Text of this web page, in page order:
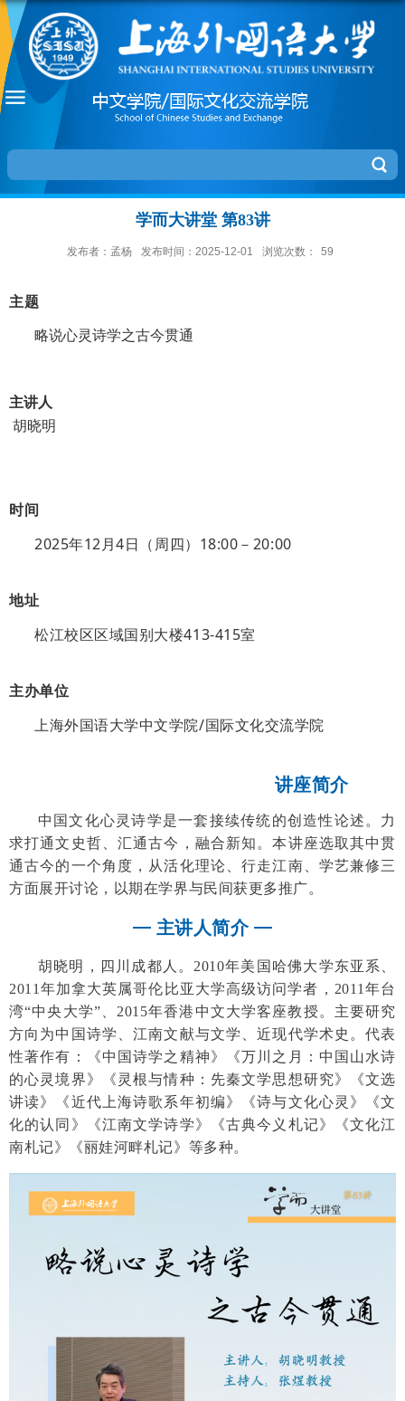
学而大讲堂 第83讲
发布者：孟杨 发布时间：2025-12-01 浏览次数： 59
主题
略说心灵诗学之古今贯通
主讲人
胡晓明
时间
2025年12月4日（周四） 18:00－20:00
地址
松江校区区域国别大楼413-415室
主办单位
上海外国语大学中文学院/国际文化交流学院
讲座简介
中国文化心灵诗学是一套接续传统的创造性论述。力
求打通文史哲、汇通古今，融合新知。本讲座选取其中贯
通古今的一个角度，从活化理论、行走江南、学艺兼修三
方面展开讨论，以期在学界与民间获更多推广。
主讲人简介
胡晓明，四川成都人。2010年美国哈佛大学东亚系、
2011年加拿大英属哥伦比亚大学高级访问学者，2011年台
湾“中央大学”、2015年香港中文大学客座教授。主要研究
方向为中国诗学、江南文献与文学、近现代学术史。代表
性著作有：《中国诗学之精神》《万川之月：中国山水诗
的心灵境界》《灵根与情种：先秦文学思想研究》《文选
讲读》《近代上海诗歌系年初编》《诗与文化心灵》《文
化的认同》《江南文学诗学》《古典今义札记》《文化江
南札记》《丽娃河畔札记》等多种。